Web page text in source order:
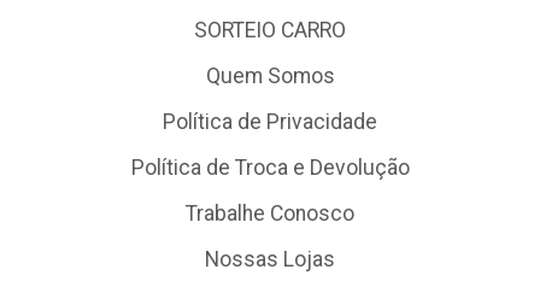
SORTEIO CARRO
Quem Somos
Política de Privacidade
Política de Troca e Devolução
Trabalhe Conosco
Nossas Lojas